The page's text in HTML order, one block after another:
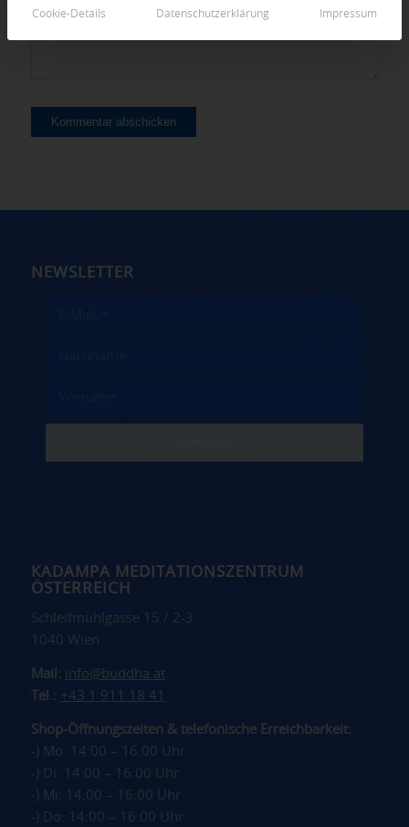
NEWSLETTER
KADAMPA MEDITATIONSZENTRUM
ÖSTERREICH
Schleifmühlgasse 15 / 2-3
1040 Wien
Mail: info@buddha.at
Tel.: +43 1 911 18 41
Shop-Öffnungszeiten & telefonische Erreichbarkeit:
-) Mo: 14:00 – 16:00 Uhr
-) Di: 14:00 – 16:00 Uhr
-) Mi: 14:00 – 16:00 Uhr
-) Do: 14:00 – 16:00 Uhr
Cookie-Details Datenschutzerklärung Impressum